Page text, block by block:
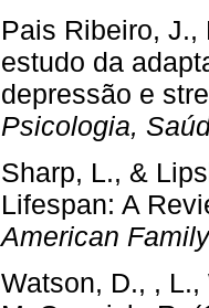
Pais Ribeiro, J.,
estudo da
depressão e
Psicologia,
Sharp, L., &
Lifespan: A
American
Watson, D., ,